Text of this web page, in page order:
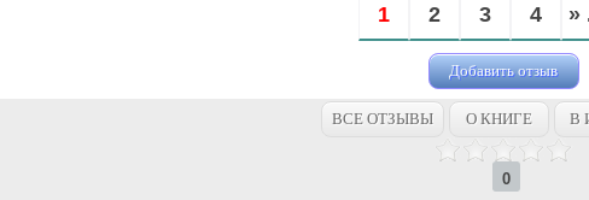
1 2 3 4 »
Добавить отзыв
ВСЕ ОТЗЫВЫ О КНИГЕ В
0